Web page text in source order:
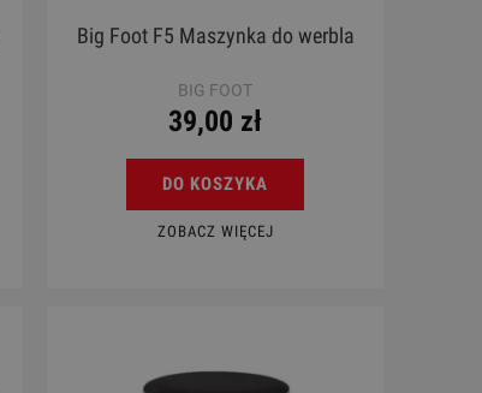
Big Foot F5 Maszynka do werbla
BIG FOOT
39,00 zł
DO KOSZYKA
ZOBACZ WIĘCEJ